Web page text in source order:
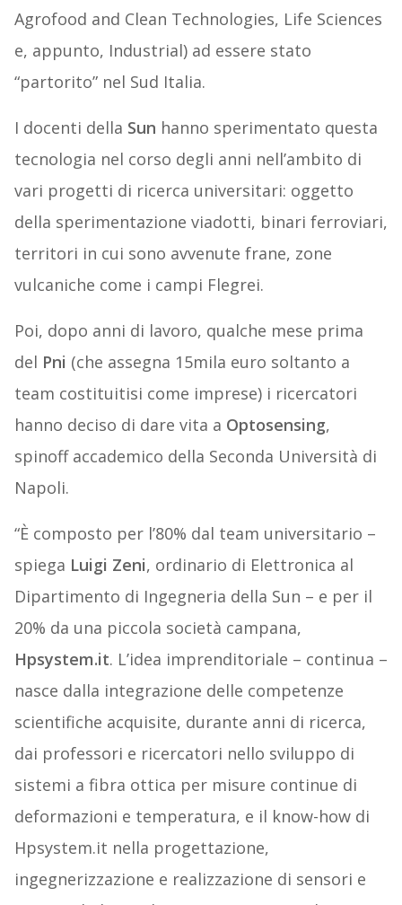
Agrofood and Clean Technologies, Life Sciences
e, appunto, Industrial) ad essere stato
“partorito” nel Sud Italia.
I docenti della Sun hanno sperimentato questa
tecnologia nel corso degli anni nell’ambito di
vari progetti di ricerca universitari: oggetto
della sperimentazione viadotti, binari ferroviari,
territori in cui sono avvenute frane, zone
vulcaniche come i campi Flegrei.
Poi, dopo anni di lavoro, qualche mese prima
del Pni (che assegna 15mila euro soltanto a
team costituitisi come imprese) i ricercatori
hanno deciso di dare vita a Optosensing,
spinoff accademico della Seconda Università di
Napoli.
“È composto per l’80% dal team universitario –
spiega Luigi Zeni, ordinario di Elettronica al
Dipartimento di Ingegneria della Sun – e per il
20% da una piccola società campana,
Hpsystem.it. L’idea imprenditoriale – continua –
nasce dalla integrazione delle competenze
scientifiche acquisite, durante anni di ricerca,
dai professori e ricercatori nello sviluppo di
sistemi a fibra ottica per misure continue di
deformazioni e temperatura, e il know-how di
Hpsystem.it nella progettazione,
ingegnerizzazione e realizzazione di sensori e